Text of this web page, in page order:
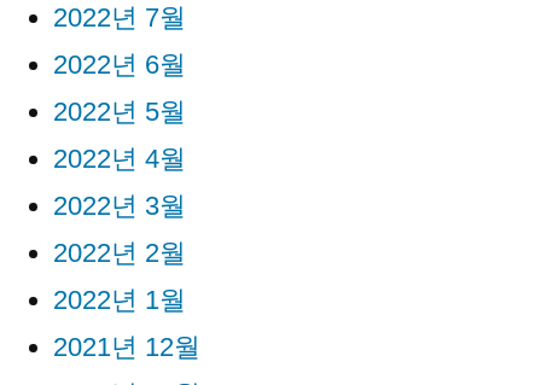
2022년 7월
2022년 6월
2022년 5월
2022년 4월
2022년 3월
2022년 2월
2022년 1월
2021년 12월